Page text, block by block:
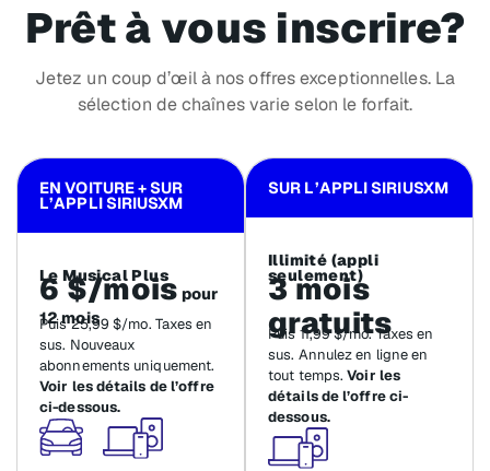
Prêt à vous inscrire?
Jetez un coup d’œil à nos offres exceptionnelles. La
sélection de chaînes varie selon le forfait.
EN VOITURE + SUR
L’APPLI SIRIUSXM
Le Musical Plus
6 $/mois pour
12 mois
Puis 25,99 $/mo. Taxes en
sus. Nouveaux
abonnements uniquement.
Voir les détails de l’offre
ci-dessous.
SUR L’APPLI SIRIUSXM
Illimité (appli
seulement)
3 mois
gratuits
Puis 11,99 $/mo. Taxes en
sus. Annulez en ligne en
tout temps.Voir les
détails de l’offre ci-
dessous.